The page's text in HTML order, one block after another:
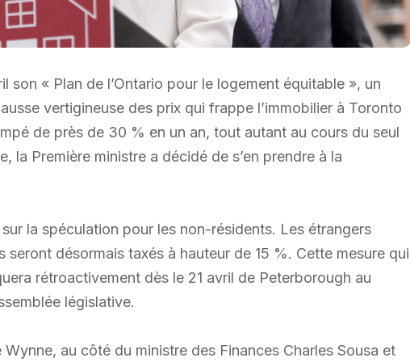
son « Plan de l’Ontario pour le logement équitable », un
vertigineuse des prix qui frappe l’immobilier à Toronto
de près de 30 % en un an, tout autant au cours du seul
la Première ministre a décidé de s’en prendre à la
la spéculation pour les non-résidents. Les étrangers
seront désormais taxés à hauteur de 15 %. Cette mesure qui
rétroactivement dès le 21 avril de Peterborough au
législative.
au côté du ministre des Finances Charles Sousa et